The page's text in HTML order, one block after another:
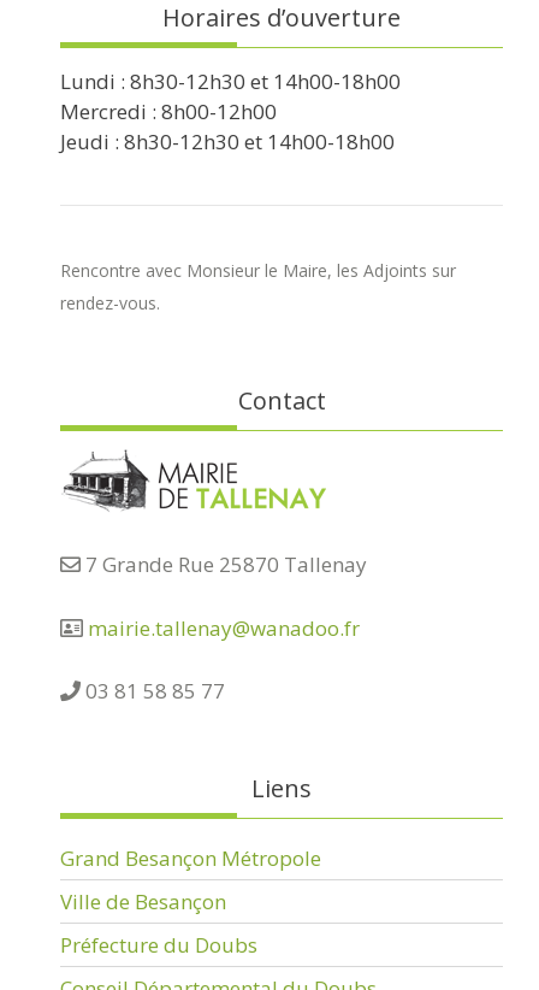
Horaires d’ouverture
Lundi : 8h30-12h30 et 14h00-18h00
Mercredi : 8h00-12h00
Jeudi : 8h30-12h30 et 14h00-18h00
Rencontre avec Monsieur le Maire, les Adjoints sur
rendez-vous.
Contact
7 Grande Rue 25870 Tallenay
mairie.tallenay@wanadoo.fr
03 81 58 85 77
Liens
Grand Besançon Métropole
Ville de Besançon
Préfecture du Doubs